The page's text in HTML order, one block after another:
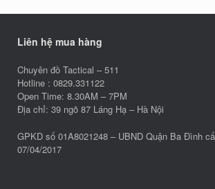
Liên hệ mua hàng
Chuyên đồ Tactical – 511
Hotline : 0829.331122
Open Time: 8.30AM – 7PM
Địa chỉ: 39 ngõ 87 Láng Hạ – Hà Nội
GPKD số 01A8021248 – UBND Quận Ba Đình
07/04/2017